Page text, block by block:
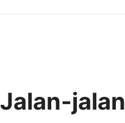
Jalan-jalan